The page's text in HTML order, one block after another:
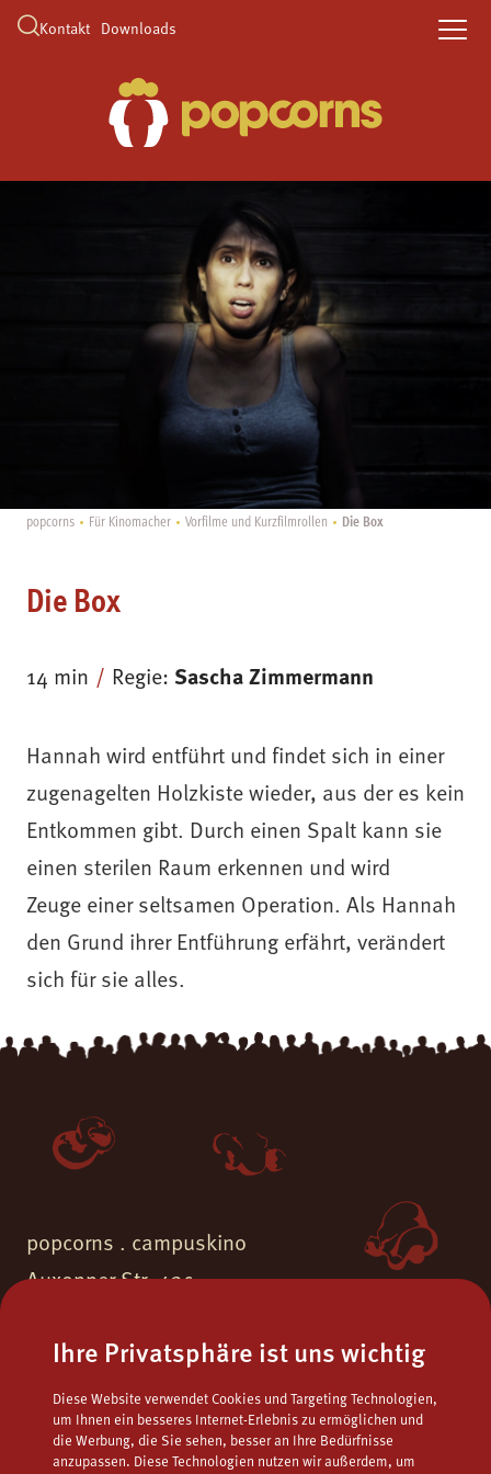
Ihre Privatsphäre ist uns wichtig
Diese Website verwendet Cookies und Targeting Technologien,
um Ihnen ein besseres Internet-Erlebnis zu ermöglichen und
die Werbung, die Sie sehen, besser an Ihre Bedürfnisse
anzupassen. Diese Technologien nutzen wir außerdem, um
Kontakt Downloads
popcorns Für Kinomacher Vorfilme und Kurzfilmrollen Die Box
Die Box
14 min Regie: Sascha Zimmermann
Hannah wird entführt und findet sich in einer
zugenagelten Holzkiste wieder, aus der es kein
Entkommen gibt. Durch einen Spalt kann sie
einen sterilen Raum erkennen und wird
Zeuge einer seltsamen Operation. Als Hannah
den Grund ihrer Entführung erfährt, verändert
sich für sie alles.
popcorns . campuskino
Auxonner Str. 43c
Fon. 06132 - 9771723
Fax.06132 - 9795122
Mailpopcorns@campuskino.de